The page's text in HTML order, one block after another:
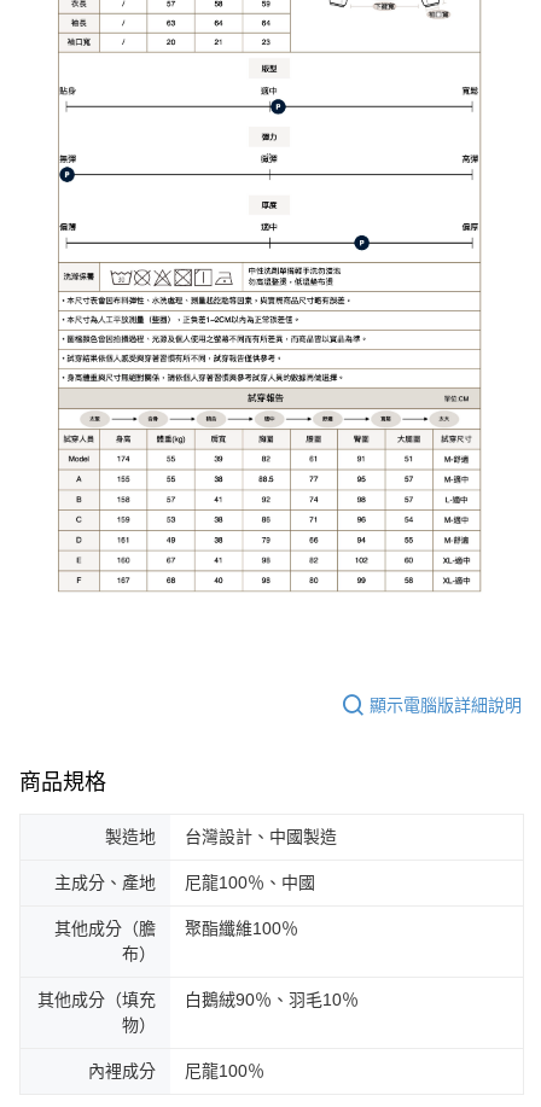
顯示電腦版詳細說明
商品規格
製造地 台灣設計、中國製造
主成分、產地 尼龍100％、中國
其他成分（膽
布）
聚酯纖維100％
其他成分（填充
物）
白鵝絨90％、羽毛10％
內裡成分 尼龍100％